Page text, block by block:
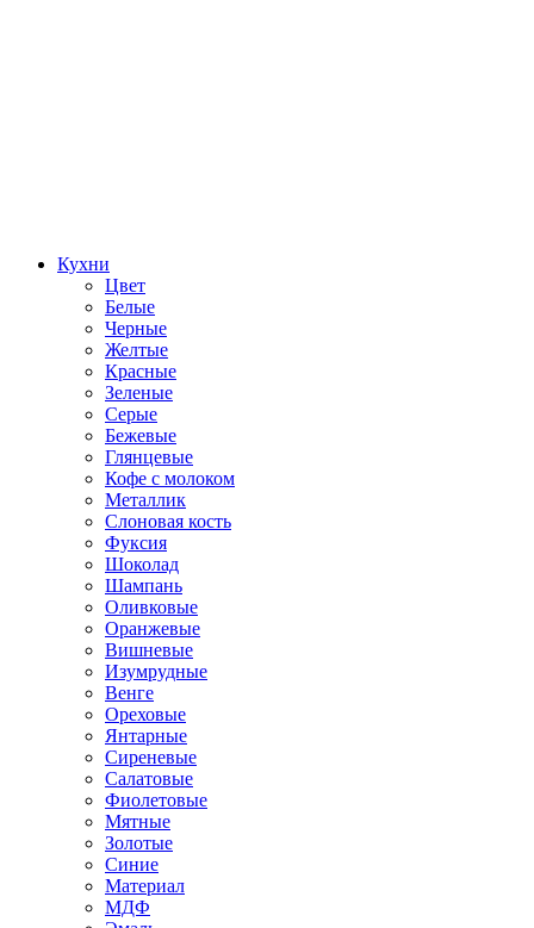
Кухни
Цвет
Белые
Черные
Желтые
Красные
Зеленые
Серые
Бежевые
Глянцевые
Кофе с молоком
Металлик
Слоновая кость
Фуксия
Шоколад
Шампань
Оливковые
Оранжевые
Вишневые
Изумрудные
Венге
Ореховые
Янтарные
Сиреневые
Салатовые
Фиолетовые
Мятные
Золотые
Синие
Материал
МДФ